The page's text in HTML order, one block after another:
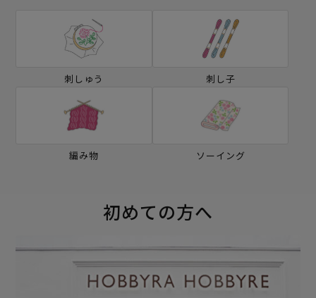
刺しゅう 刺し子
編み物 ソーイング
初めての方へ